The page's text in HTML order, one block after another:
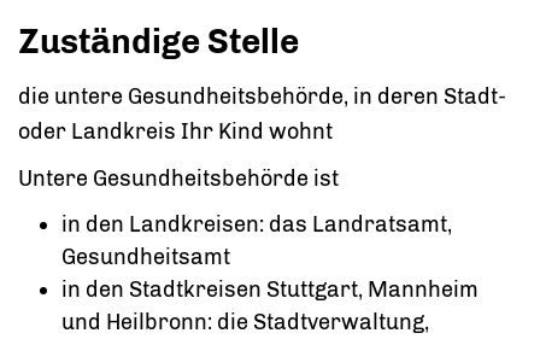
Zuständige Stelle
die untere Gesundheitsbehörde, in deren Stadt-
oder Landkreis Ihr Kind wohnt
Untere Gesundheitsbehörde ist
in den Landkreisen: das Landratsamt,
Gesundheitsamt
in den Stadtkreisen Stuttgart, Mannheim
und Heilbronn: die Stadtverwaltung,